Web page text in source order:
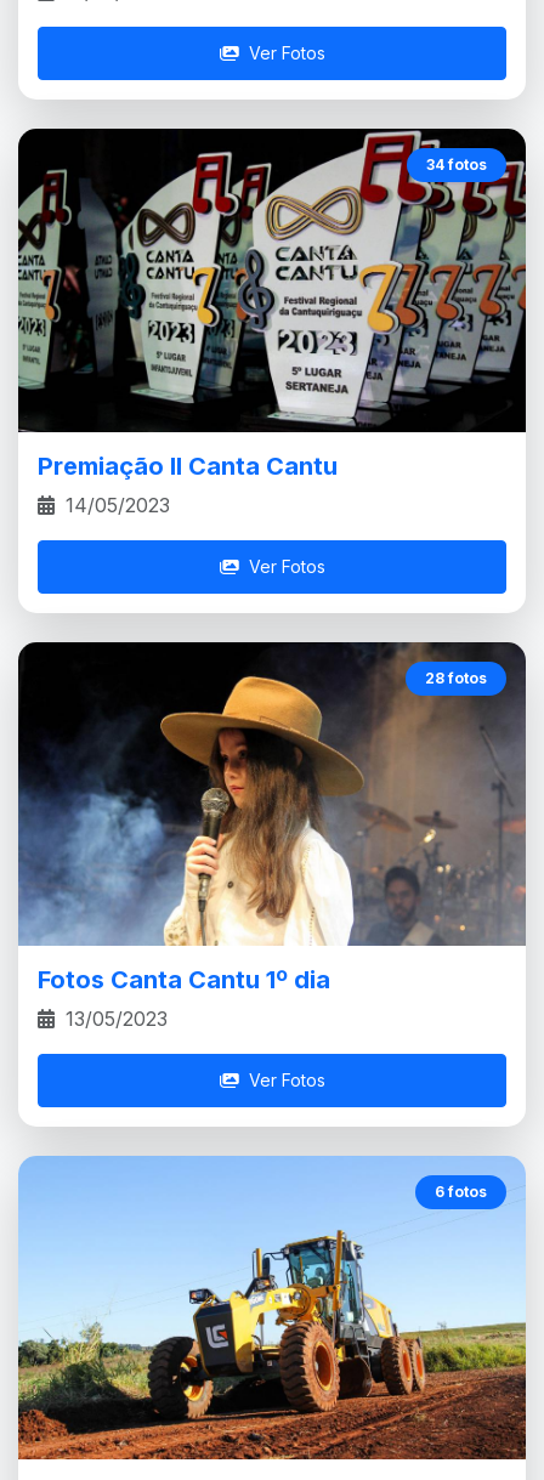
Ver Fotos
34 fotos
Premiação II Canta Cantu
14/05/2023
Ver Fotos
28 fotos
Fotos Canta Cantu 1º dia
13/05/2023
Ver Fotos
6 fotos